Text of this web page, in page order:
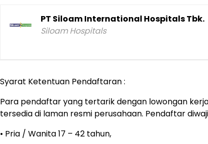
PT Siloam International Hospitals Tbk.
Siloam Hospitals
Syarat Ketentuan Pendaftaran :
Para pendaftar yang tertarik dengan lowongan
tersedia di laman resmi perusahaan. Pendaftar
• Pria / Wanita 17 – 42 tahun,